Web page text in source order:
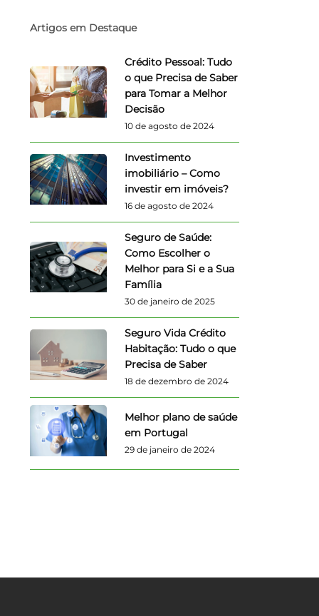
Artigos em Destaque
Crédito Pessoal: Tudo
o que Precisa de Saber
para Tomar a Melhor
Decisão
10 de agosto de 2024
Investimento
imobiliário – Como
investir em imóveis?
16 de agosto de 2024
Seguro de Saúde:
Como Escolher o
Melhor para Si e a Sua
Família
30 de janeiro de 2025
Seguro Vida Crédito
Habitação: Tudo o que
Precisa de Saber
18 de dezembro de 2024
Melhor plano de saúde
em Portugal
29 de janeiro de 2024